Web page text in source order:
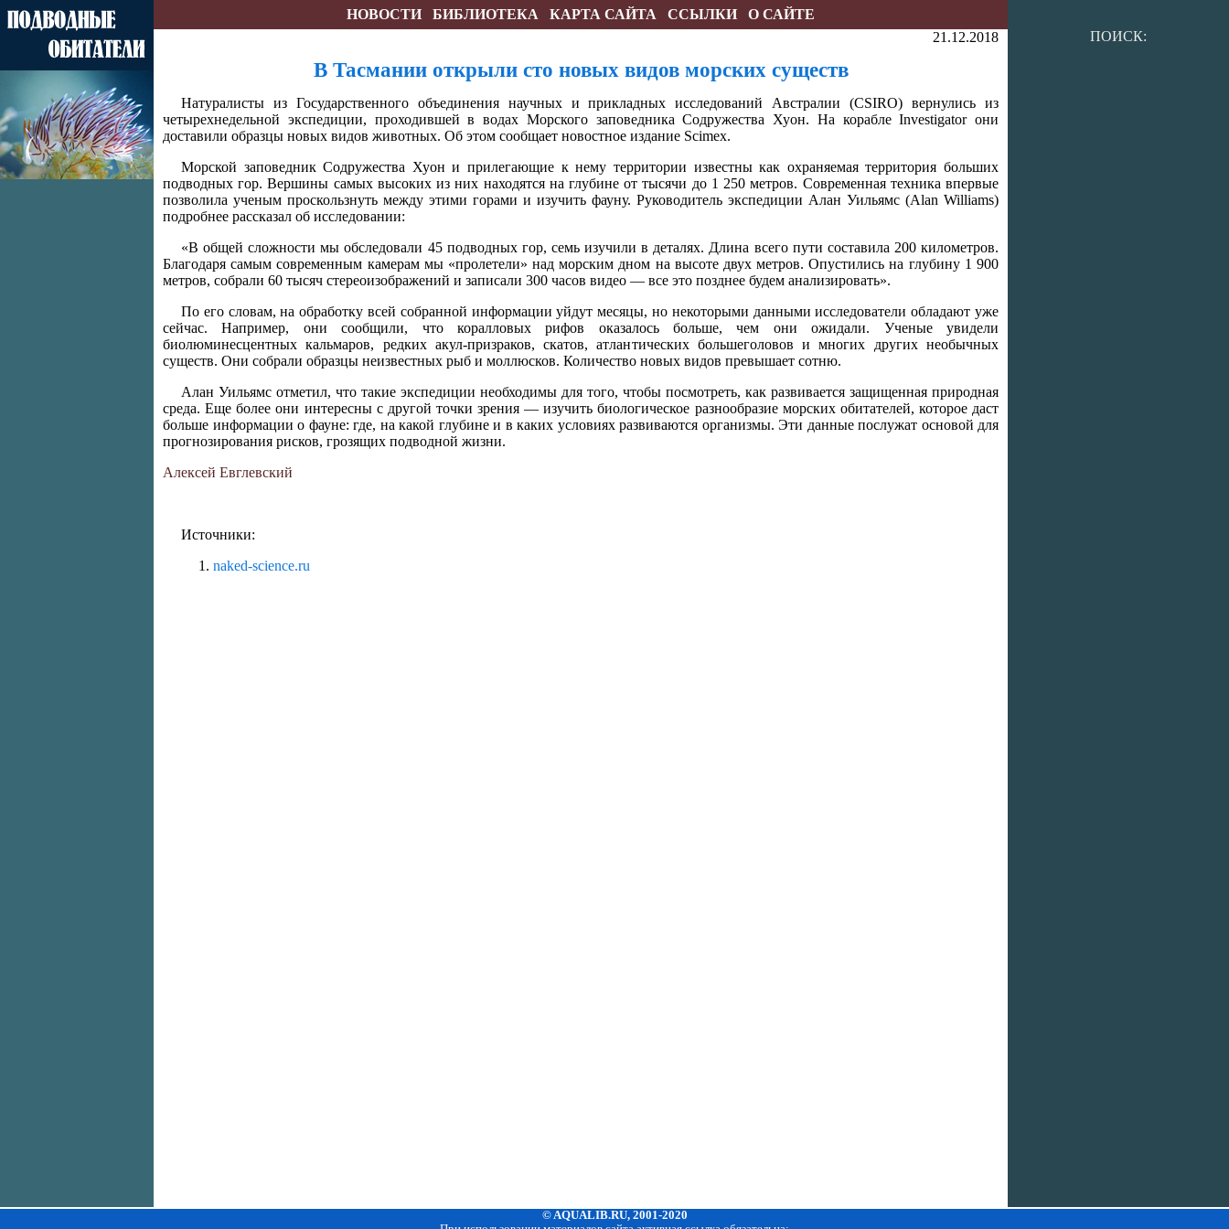
НОВОСТИ БИБЛИОТЕКА КАРТА САЙТА ССЫЛКИ
О САЙТЕ
21.12.2018
В Тасмании открыли сто новых видов морских существ
Натуралисты из Государственного объединения научных и прикладных исследований Австралии (CSIRO) вернулись из
четырехнедельной экспедиции, проходившей в водах Морского заповедника Содружества Хуон. На корабле Investigator они
доставили образцы новых видов животных. Об этом сообщает новостное издание Scimex.
Морской заповедник Содружества Хуон и прилегающие к нему территории известны как охраняемая территория больших
подводных гор. Вершины самых высоких из них находятся на глубине от тысячи до 1 250 метров. Современная техника впервые
позволила ученым проскользнуть между этими горами и изучить фауну. Руководитель экспедиции Алан Уильямс (Alan Williams)
подробнее рассказал об исследовании:
«В общей сложности мы обследовали 45 подводных гор, семь изучили в деталях. Длина всего пути составила 200 километров.
Благодаря самым современным камерам мы «пролетели» над морским дном на высоте двух метров. Опустились на глубину 1 900
метров, собрали 60 тысяч стереоизображений и записали 300 часов видео — все это позднее будем анализировать».
По его словам, на обработку всей собранной информации уйдут месяцы, но некоторыми данными исследователи обладают уже
сейчас. Например, они сообщили, что коралловых рифов оказалось больше, чем они ожидали. Ученые увидели
биолюминесцентных кальмаров, редких акул-призраков, скатов, атлантических большеголовов и многих других необычных
существ. Они собрали образцы неизвестных рыб и моллюсков. Количество новых видов превышает сотню.
Алан Уильямс отметил, что такие экспедиции необходимы для того, чтобы посмотреть, как развивается защищенная природная
среда. Еще более они интересны с другой точки зрения — изучить биологическое разнообразие морских обитателей, которое даст
больше информации о фауне: где, на какой глубине и в каких условиях развиваются организмы. Эти данные послужат основой для
прогнозирования рисков, грозящих подводной жизни.
Алексей Евглевский
Источники:
naked-science.ru
ПОИСК:
© AQUALIB.RU, 2001-2020